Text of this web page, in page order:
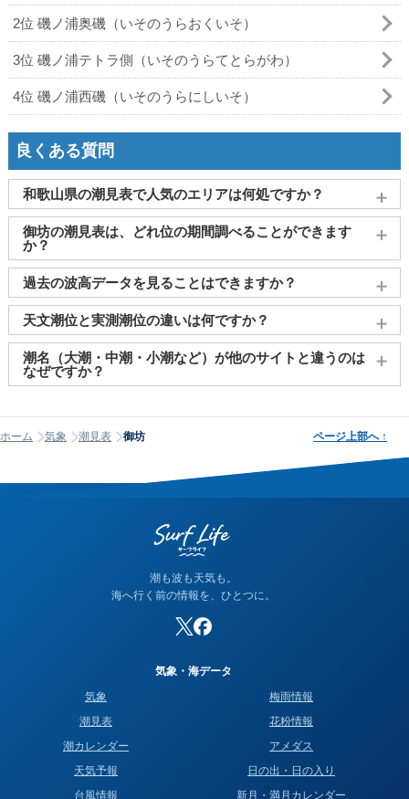
2位 磯ノ浦奥磯（いそのうらおくいそ）
3位 磯ノ浦テトラ側（いそのうらてとらがわ）
4位 磯ノ浦西磯（いそのうらにしいそ）
良くある質問
和歌山県の潮見表で人気のエリアは何処ですか？
和歌山、白浜、田辺、 串本 、御坊がよく見られております。
御坊の潮見表は、どれ位の期間調べることができます
か？
2011～2027年までの16年間分の潮汐情報や日の出・日の入りを
調べることができます。視覚的に分かり易くタイドグラフで、
日の出・日の入り情報も合わせて確認することができます。
過去の波高データを見ることはできますか？
大変申し訳ございませんが、過去の波高データ（波の高さ）に
関してはご提供しておりません。
天文潮位と実測潮位の違いは何ですか？
天文潮位とは、月や太陽の引力をもとに計算された予測値で
す。一方、実測潮位は観測所で実際に計測された海面の高さで
す。両者には気圧や風などの気象条件により差（潮位偏差）が
ら陸に向かって強風が吹くと、海水が沿岸に吹き寄せられて潮
位が上昇します。当サイトでは気象庁の観測データをもとにリ
アルタイムの実測潮位をタイドグラフに表示しており、予測と
潮名（大潮・中潮・小潮など）が他のサイトと違うのは
なぜですか？
何日まで大潮」という統一された公的な定義はありません。そ
のため、サイトが採用する計算方式によって、境界にあたる日
って見える場合は、そのサイトが別の方式を使っている可能性
ホーム 気象 潮見表 御坊 ページ上部へ ↑
潮も波も天気も。
海へ行く前の情報を、ひとつに。
気象・海データ
気象
潮見表
潮カレンダー
天気予報
台風情報
梅雨情報
花粉情報
アメダス
日の出・日の入り
新月・満月カレンダー